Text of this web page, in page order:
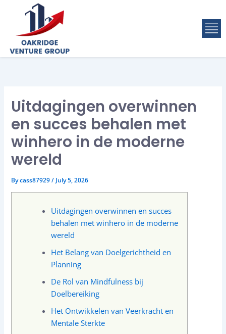
Uitdagingen overwinnen
en succes behalen met
winhero in de moderne
wereld
Bycass87929/ July 5, 2026
Uitdagingen overwinnen en succes
behalen met winhero in de moderne
wereld
Het Belang van Doelgerichtheid en
Planning
De Rol van Mindfulness bij
Doelbereiking
Het Ontwikkelen van Veerkracht en
Mentale Sterkte